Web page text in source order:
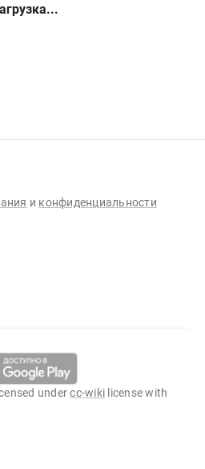
и конфиденциальности
undercc-wiki license with